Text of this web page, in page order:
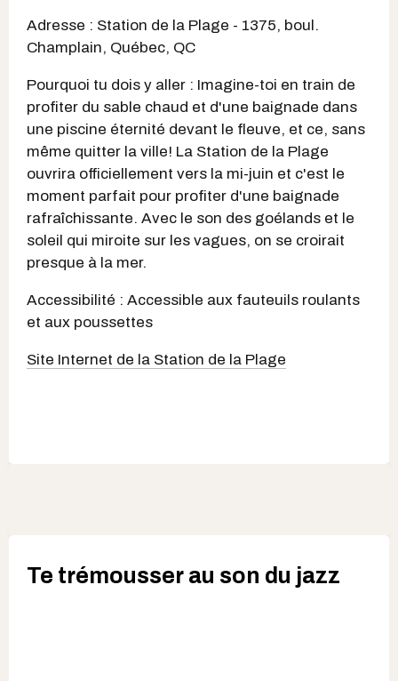
Adresse : Station de la Plage - 1375, boul.
Champlain, Québec, QC
Pourquoi tu dois y aller : Imagine-toi en train de
profiter du sable chaud et d'une baignade dans
une piscine éternité devant le fleuve, et ce, sans
même quitter la ville! La Station de la Plage
ouvrira officiellement vers la mi-juin et c'est le
moment parfait pour profiter d'une baignade
rafraîchissante. Avec le son des goélands et le
soleil qui miroite sur les vagues, on se croirait
presque à la mer.
Accessibilité : Accessible aux fauteuils roulants
et aux poussettes
Site Internet de la Station de la Plage
Te trémousser au son du jazz